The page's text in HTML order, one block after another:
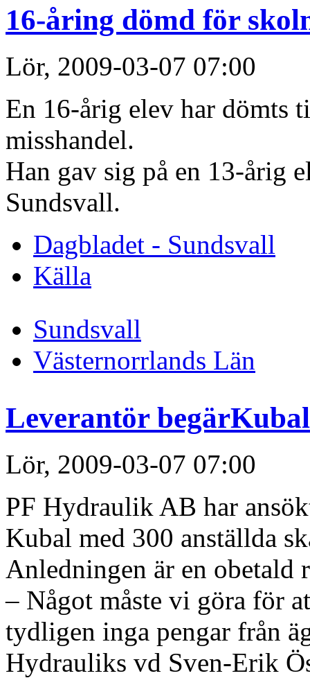
16-åring dömd för
Lör, 2009-03-07 07:00
En 16-årig elev har dömts
misshandel.
Han gav sig på en 13-årig
Sundsvall.
Dagbladet - Sundsvall
Källa
Sundsvall
Västernorrlands Län
Leverantör
Lör, 2009-03-07 07:00
PF Hydraulik AB har
Kubal med 300 anställda
Anledningen är en
– Något måste vi göra för
tydligen inga pengar från
Hydrauliks vd Sven-Erik